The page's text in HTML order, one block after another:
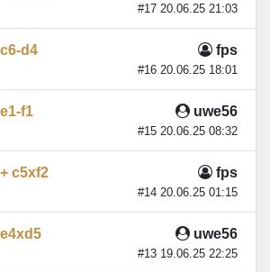
#17 20.06.25 21:03
fps
#16 20.06.25 18:01
c6-d4
uwe56
#15 20.06.25 08:32
e1-f1
fps
#14 20.06.25 01:15
+ c5xf2
uwe56
#13 19.06.25 22:25
e4xd5